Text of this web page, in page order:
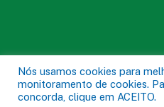
Todos os direitos
Nós usamos cookies para
monitoramento de cookies.
concorda, clique em ACEITO.